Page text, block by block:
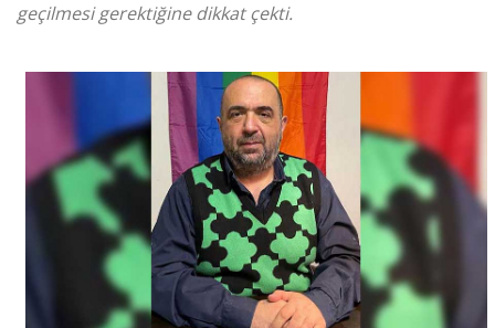
geçilmesi gerektiğine dikkat çekti.